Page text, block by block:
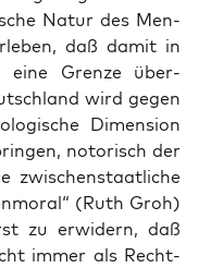
Natur des Men­
daß damit in
eine Gren­ze über­
wird gegen
Dimen­si­on
noto­risch der
zwi­schen­staat­li­che
(Ruth Groh)
zu erwi­dern, daß
immer als Recht­